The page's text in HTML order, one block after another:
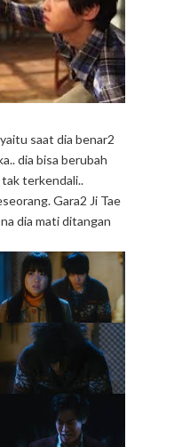
saat dia benar2
dia bisa berubah
terkendali..
Gara2 Ji Tae
dia mati ditangan